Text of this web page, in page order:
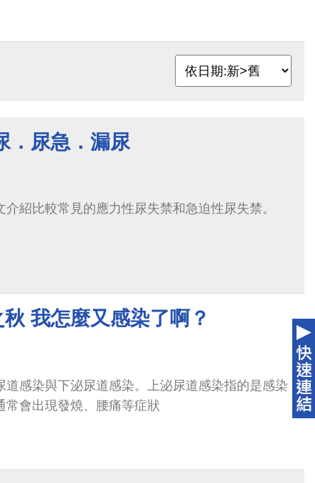
．尿急．漏尿
紹比較常見的應力性尿失禁和急迫性尿失禁。
我怎麼又感染了啊？
道感染與下泌尿道感染。上泌尿道感染指的是感染
常會出現發燒、腰痛等症狀